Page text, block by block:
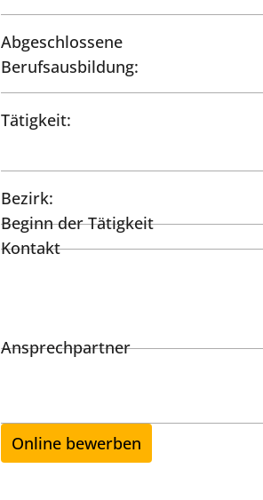
Abgeschlossene
Berufsausbildung:
Tätigkeit:
Bezirk:
Beginn der Tätigkeit
Kontakt
Ansprechpartner
Online bewerben